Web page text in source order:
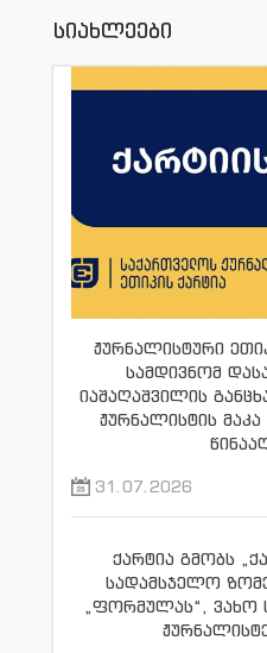
სიახლეები
ჟურნალისტური
სამდივნომ
იაშაღაშვილის
ჟურნალისტის
31.07.2026
ქარტია გმობს
სადამსჯელო
„ფორმულას“, ვახო